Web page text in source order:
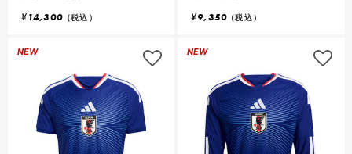
¥14,300 (税込）
¥9,350 (税込）
NEW NEW